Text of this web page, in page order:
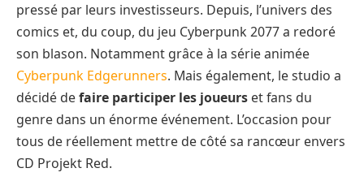
pressé par leurs investisseurs. Depuis, l’univers des
comics et, du coup, du jeu Cyberpunk 2077 a redoré
son blason. Notamment grâce à la série animée
Cyberpunk Edgerunners. Mais également, le studio a
décidé defaire participer les joueurs et fans du
genre dans un énorme événement. L’occasion pour
tous de réellement mettre de côté sa rancœur envers
CD Projekt Red.